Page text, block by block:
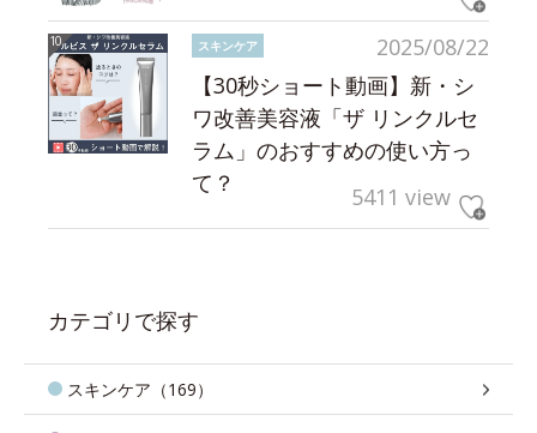
2025/08/22
スキンケア
【30秒ショート動画】新・シ
ワ改善美容液「ザ リンクルセ
ラム」のおすすめの使い方っ
て？
5411 view
カテゴリで探す
スキンケア（169）